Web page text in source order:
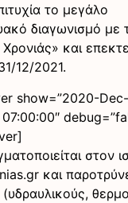
το μεγάλο
διαγωνισμό με
και
12/2021.
show=”2020-
στον
και